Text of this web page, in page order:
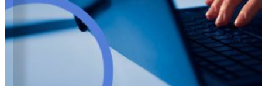
ECM
Formalização
Processamento